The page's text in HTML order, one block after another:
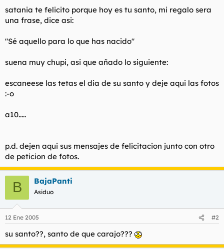
d
e
t
a
i
c
o
satania te felicito porque hoy es tu santo, mi regalo sera
una frase, dice asi:
"Sé aquello para lo que has nacido"
suena muy chupi, asi que añado lo siguiente:
escaneese las tetas el dia de su santo y deje aqui las fotos
:-o
a10.....
p.d. dejen aqui sus mensajes de felicitacion junto con otro
de peticion de fotos.
B BajaPanti
Asiduo
12 Ene 2005 #2
su santo??, santo de que carajo???